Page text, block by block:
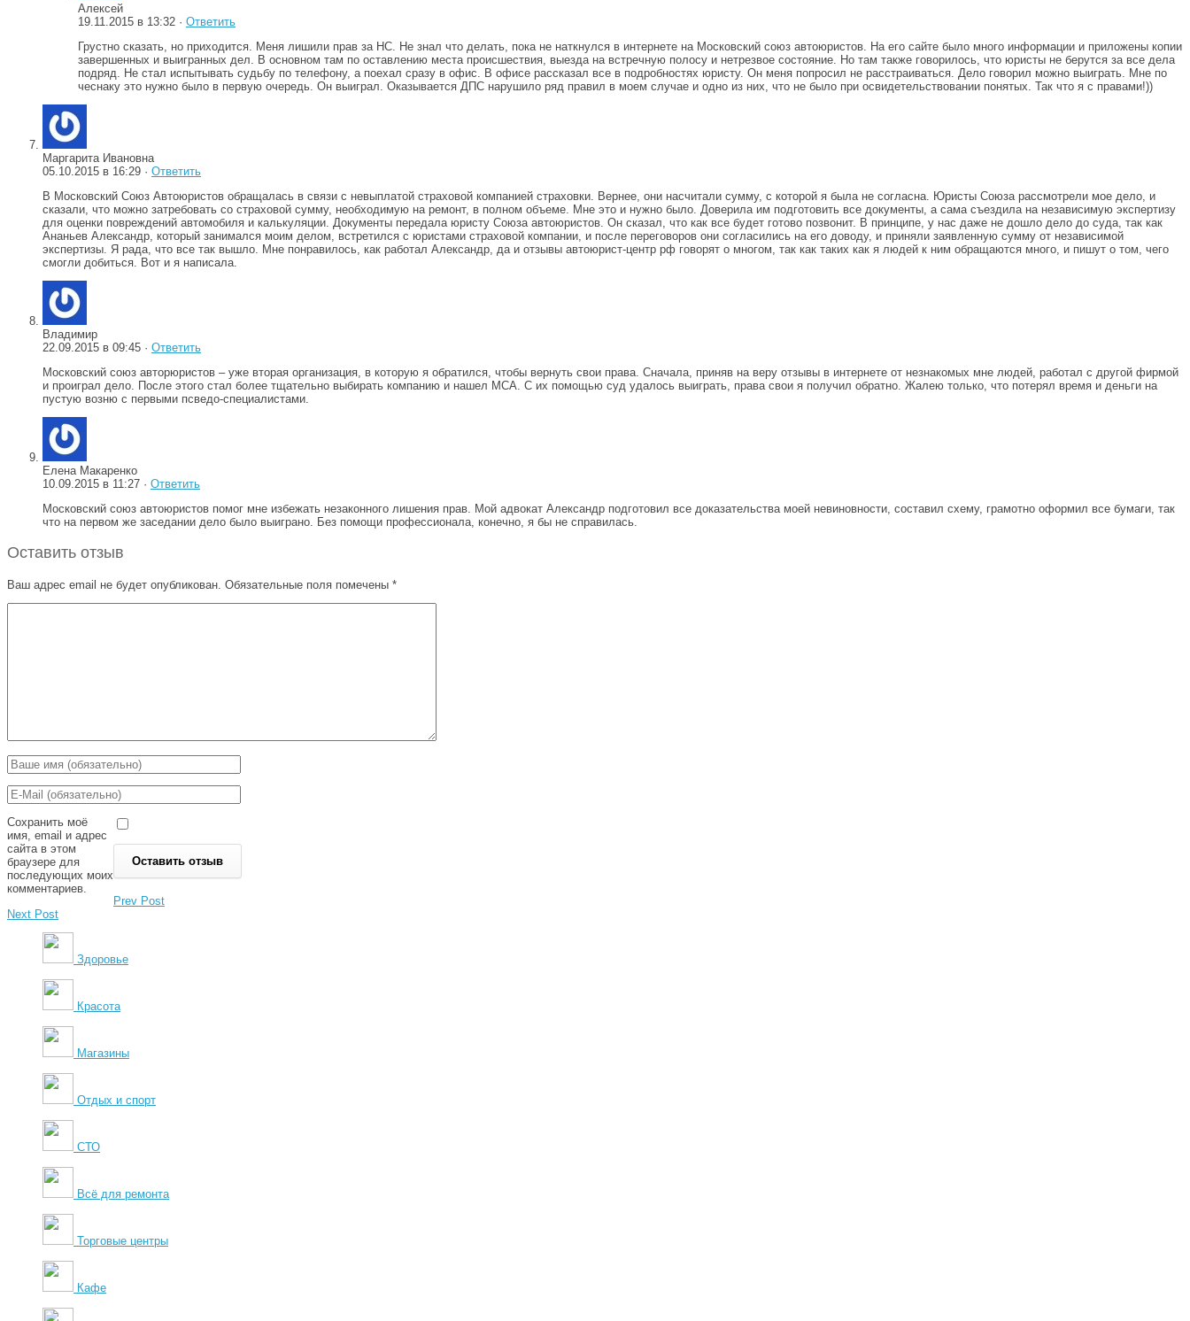
Алексей
19.11.2015 в 13:32 · Ответить
Грустно сказать, но приходится. Меня лишили прав за НС. Не знал что делать, пока не наткнулся в интернете на Московский союз автоюристов. На его сайте было много информации и приложены копии
завершенных и выигранных дел. В основном там по оставлению места происшествия, выезда на встречную полосу и нетрезвое состояние. Но там также говорилось, что юристы не берутся за все дела
подряд. Не стал испытывать судьбу по телефону, а поехал сразу в офис. В офисе рассказал все в подробностях юристу. Он меня попросил не расстраиваться. Дело говорил можно выиграть. Мне по
чеснаку это нужно было в первую очередь. Он выиграл. Оказывается ДПС нарушило ряд правил в моем случае и одно из них, что не было при освидетельствовании понятых. Так что я с правами!))
Маргарита Ивановна
05.10.2015 в 16:29 · Ответить
В Московский Союз Автоюристов обращалась в связи с невыплатой страховой компанией страховки. Вернее, они насчитали сумму, с которой я была не согласна. Юристы Союза рассмотрели мое дело, и
сказали, что можно затребовать со страховой сумму, необходимую на ремонт, в полном объеме. Мне это и нужно было. Доверила им подготовить все документы, а сама съездила на независимую экспертизу
для оценки повреждений автомобиля и калькуляции. Документы передала юристу Союза автоюристов. Он сказал, что как все будет готово позвонит. В принципе, у нас даже не дошло дело до суда, так как
Ананьев Александр, который занимался моим делом, встретился с юристами страховой компании, и после переговоров они согласились на его доводу, и приняли заявленную сумму от независимой
экспертизы. Я рада, что все так вышло. Мне понравилось, как работал Александр, да и отзывы автоюрист-центр рф говорят о многом, так как таких как я людей к ним обращаются много, и пишут о том, чего
смогли добиться. Вот и я написала.
Владимир
22.09.2015 в 09:45 · Ответить
Московский союз авторюристов – уже вторая организация, в которую я обратился, чтобы вернуть свои права. Сначала, приняв на веру отзывы в интернете от незнакомых мне людей, работал с другой фирмой
и проиграл дело. После этого стал более тщательно выбирать компанию и нашел МСА. С их помощью суд удалось выиграть, права свои я получил обратно. Жалею только, что потерял время и деньги на
пустую возню с первыми псведо-специалистами.
Елена Макаренко
10.09.2015 в 11:27 · Ответить
Московский союз автоюристов помог мне избежать незаконного лишения прав. Мой адвокат Александр подготовил все доказательства моей невиновности, составил схему, грамотно оформил все бумаги, так
что на первом же заседании дело было выиграно. Без помощи профессионала, конечно, я бы не справилась.
Оставить отзыв
Ваш адрес email не будет опубликован. Обязательные поля помечены *
Сохранить моё
имя, email и адрес
сайта в этом
браузере для
последующих моих
комментариев.
Prev Post
Next Post
Здоровье
Красота
Магазины
Отдых и спорт
СТО
Всё для ремонта
Торговые центры
Кафе